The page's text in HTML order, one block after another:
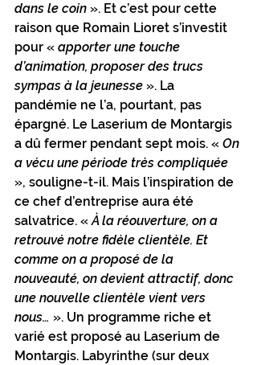
dans le coin ». Et c’est pour cette
raison que Romain Lioret s’investit
pour « apporter une touche
d’animation, proposer des trucs
sympas à la jeunesse ». La
pandémie ne l’a, pourtant, pas
épargné. Le Laserium de Montargis
a dû fermer pendant sept mois. « On
a vécu une période très compliquée
», souligne-t-il. Mais l’inspiration de
ce chef d’entreprise aura été
salvatrice. « À la réouverture, on a
retrouvé notre fidèle clientèle. Et
comme on a proposé de la
nouveauté, on devient attractif, donc
une nouvelle clientèle vient vers
nous… ». Un programme riche et
varié est proposé au Laserium de
Montargis. Labyrinthe (sur deux